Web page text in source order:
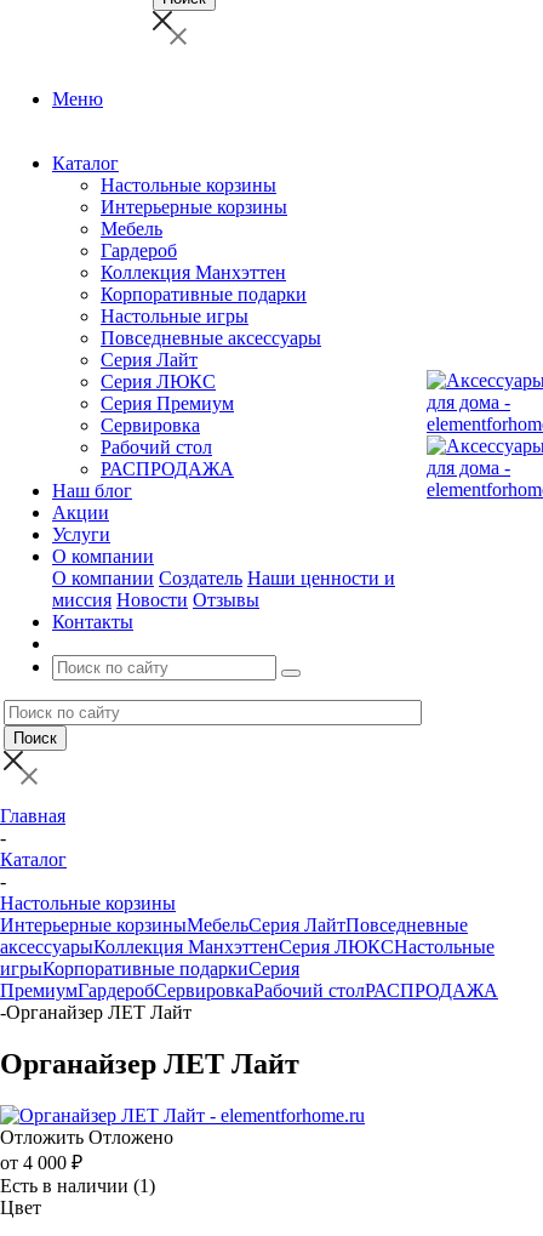
Меню
Каталог
Настольные корзины
Интерьерные корзины
Мебель
Гардероб
Коллекция Манхэттен
Корпоративные подарки
Настольные игры
Повседневные аксессуары
Серия Лайт
Серия ЛЮКС
Серия Премиум
Сервировка
Рабочий стол
РАСПРОДАЖА
Наш блог
Акции
Услуги
О компании
О компании Создатель Наши ценности и
миссия Новости Отзывы
Контакты
Главная
-
Каталог
-
Настольные корзины
Интерьерные корзиныМебельСерия ЛайтПовседневные
аксессуарыКоллекция МанхэттенСерия ЛЮКСНастольные
игрыКорпоративные подаркиСерия
ПремиумГардеробСервировкаРабочий столРАСПРОДАЖА
-Органайзер ЛЕТ Лайт
Органайзер ЛЕТ Лайт
Отложить Отложено
от 4 000 ₽
Есть в наличии (1)
Цвет